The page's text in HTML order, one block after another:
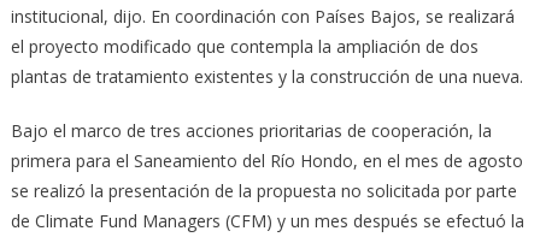
institucional, dijo. En coordinación con Países Bajos, se realizará
el proyecto modificado que contempla la ampliación de dos
plantas de tratamiento existentes y la construcción de una nueva.
Bajo el marco de tres acciones prioritarias de cooperación, la
primera para el Saneamiento del Río Hondo, en el mes de agosto
se realizó la presentación de la propuesta no solicitada por parte
de Climate Fund Managers (CFM) y un mes después se efectuó la